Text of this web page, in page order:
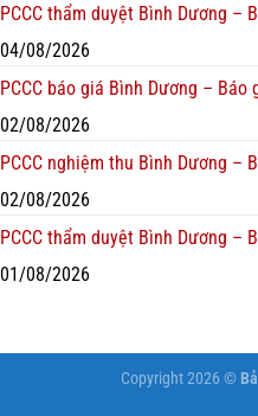
PCCC thẩm duyệt Bình Dương –
04/08/2026
PCCC báo giá Bình Dương –
02/08/2026
PCCC nghiệm thu Bình Dương –
02/08/2026
PCCC thẩm duyệt Bình Dương –
01/08/2026
Copyright 2026 ©